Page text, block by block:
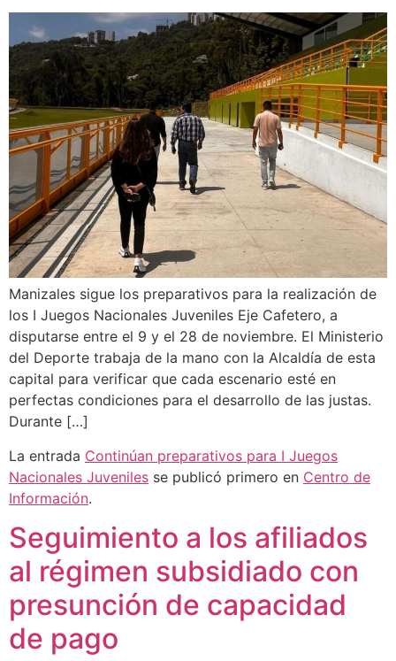
Manizales sigue los preparativos para la realización de
los I Juegos Nacionales Juveniles Eje Cafetero, a
disputarse entre el 9 y el 28 de noviembre. El Ministerio
del Deporte trabaja de la mano con la Alcaldía de esta
capital para verificar que cada escenario esté en
perfectas condiciones para el desarrollo de las justas.
Durante […]
La entrada Continúan preparativos para I Juegos
Nacionales Juveniles se publicó primero en Centro de
Información.
Seguimiento a los afiliados
al régimen subsidiado con
presunción de capacidad
de pago